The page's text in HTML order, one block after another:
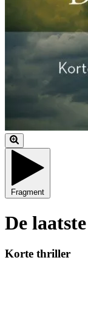
Fragment
De
Korte thriller